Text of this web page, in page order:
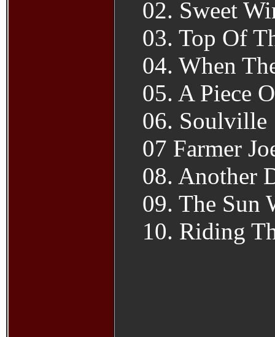
02. Sweet
03. Top Of
04. When
05. A Piece
06. Soulville
07 Farmer
08. Another
09. The Sun
10. Riding